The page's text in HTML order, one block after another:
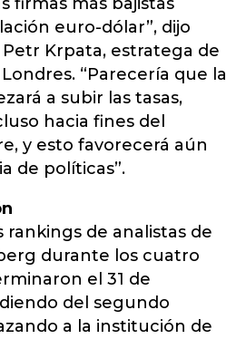
euro-dólar”, dijo
Krpata, estratega de
“Parecería que la
a subir las tasas,
hacia fines del
y esto favorecerá aún
de políticas”.
rankings de analistas de
durante los cuatro
el 31 de
del segundo
a la institución de